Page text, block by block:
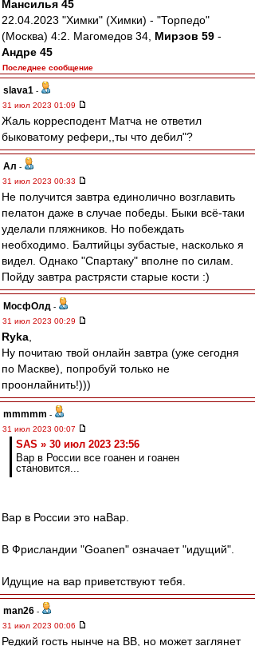
Мансилья 45
22.04.2023 "Химки" (Химки) - "Торпедо"
(Москва) 4:2. Магомедов 34, Мирзов 59 -
Андре 45
Последнее сообщение
slava1 -
31 июл 2023 01:09
Жаль корресподент Матча не ответил
быковатому рефери,,ты что дебил"?
Ал -
31 июл 2023 00:33
Не получится завтра единолично возглавить
пелатон даже в случае победы. Быки всё-таки
уделали пляжников. Но побеждать
необходимо. Балтийцы зубастые, насколько я
видел. Однако "Спартаку" вполне по силам.
Пойду завтра растрясти старые кости :)
МосфОлд -
31 июл 2023 00:29
Ryka
Ну почитаю твой онлайн завтра (уже сегодня
по Маскве), попробуй только не
проонлайнить!)))
mmmmm -
31 июл 2023 00:07
SAS » 30 июл 2023 23:56
Вар в России все гоанен и гоанен
становится...
Вар в России это наВар.
В Фрисландии "Goanen" означает "идущий".
Идущие на вар приветствуют тебя.
man26 -
31 июл 2023 00:06
Редкий гость нынче на ВВ, но может заглянет